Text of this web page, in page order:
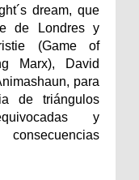
dream, que
de Londres y
(Game of
Marx), David
para
de triángulos
y